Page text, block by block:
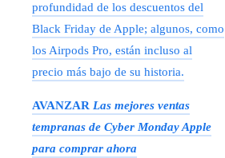
profundidad de los descuentos del
Black Friday de Apple; algunos, como
los Airpods Pro, están incluso al
precio más bajo de su historia.
AVANZAR Las mejores ventas
tempranas de Cyber ​​​​Monday Apple
para comprar ahora